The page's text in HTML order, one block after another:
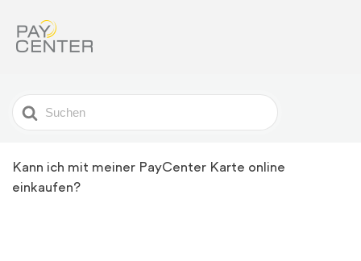
Search
For
Kann ich mit meiner PayCenter Karte online
einkaufen?